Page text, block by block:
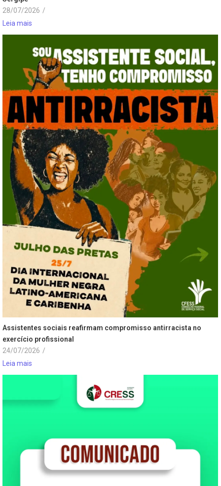
28/07/2026 /
Leia mais
Assistentes sociais reafirmam compromisso antirracista no
exercício profissional
24/07/2026 /
Leia mais